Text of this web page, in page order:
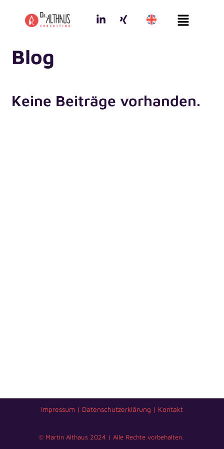
Menu
Blog
Keine Beiträge vorhanden.
Impressum | Datenschutzerklärung | Kontakt
© Martin Althaus 2024 | Alle Rechte vorbehalten.